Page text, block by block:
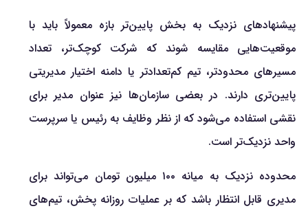
پیشنهادهای نزدیک به بخش پایین‌تر بازه معمولاً باید با
موقعیت‌هایی مقایسه شوند که شرکت کوچک‌تر، تعداد
مسیرهای محدودتر، تیم کم‌تعدادتر یا دامنه اختیار مدیریتی
پایین‌تری دارند. در بعضی سازمان‌ها نیز عنوان مدیر برای
نقشی استفاده می‌شود که از نظر وظایف به رئیس یا سرپرست
واحد نزدیک‌تر است.
محدوده نزدیک به میانه ۱۰۰ میلیون تومان می‌تواند برای
مدیری قابل انتظار باشد که بر عملیات روزانه پخش، تیم‌های